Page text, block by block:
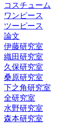
コスチューム
ワンピース
ツーピース
論文
伊藤研究室
織田研究室
久保研究室
桑原研究室
下之角研究室
全研究室
水野研究室
森本研究室